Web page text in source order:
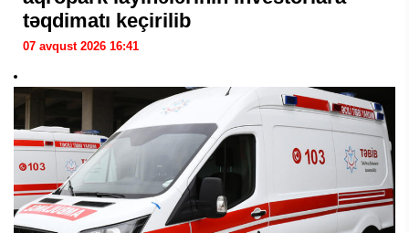
təqdimatı keçirilib
07 avqust 2026 16:41